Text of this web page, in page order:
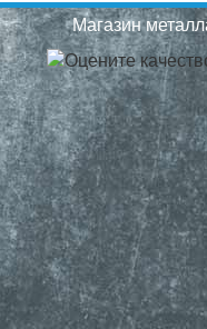
Магазин